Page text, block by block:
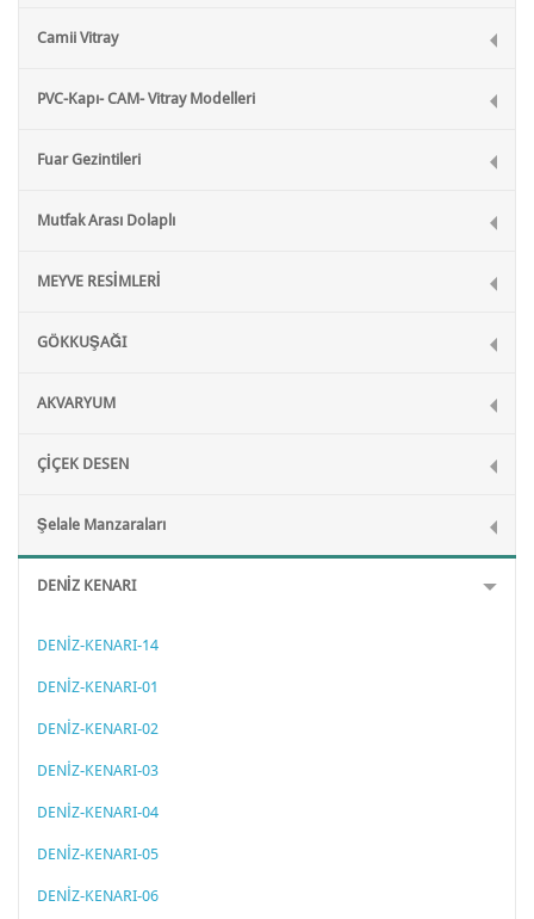
Camii Vitray
PVC-Kapı- CAM- Vitray Modelleri
Fuar Gezintileri
Mutfak Arası Dolaplı
MEYVE RESİMLERİ
GÖKKUŞAĞI
AKVARYUM
ÇİÇEK DESEN
Şelale Manzaraları
DENİZ KENARI
DENİZ-KENARI-14
DENİZ-KENARI-01
DENİZ-KENARI-02
DENİZ-KENARI-03
DENİZ-KENARI-04
DENİZ-KENARI-05
DENİZ-KENARI-06